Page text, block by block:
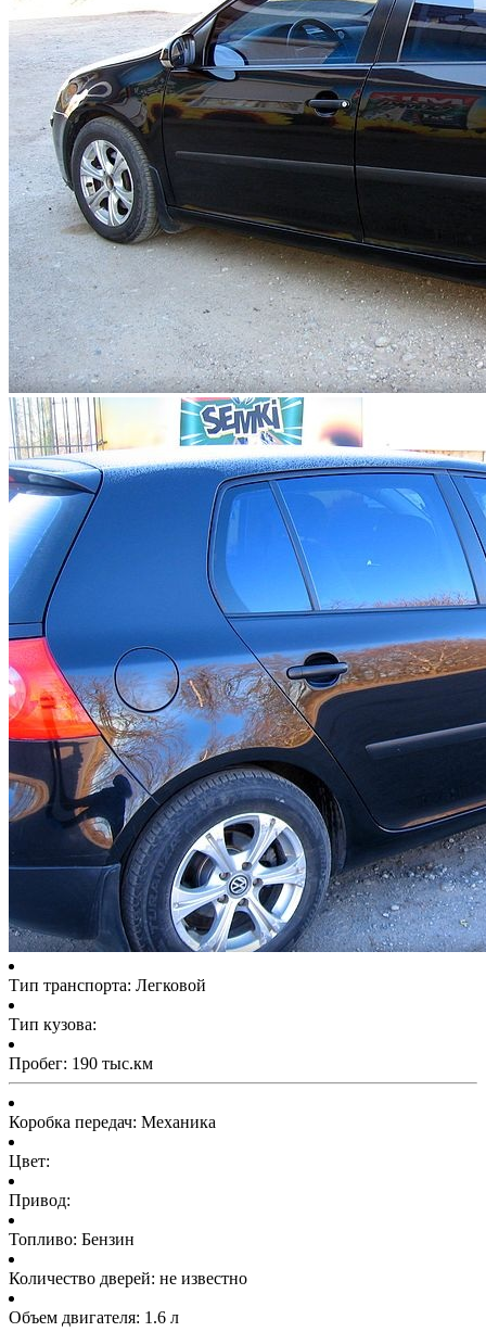
Тип транспорта: Легковой
Тип кузова:
Пробег: 190 тыс.км
Коробка передач: Механика
Цвет:
Привод:
Топливо: Бензин
Количество дверей: не известно
Объем двигателя: 1.6 л